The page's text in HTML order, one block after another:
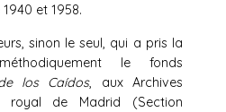
et 1958.
sinon le seul, qui a pris la
le fonds
los Caídos, aux Archives
royal de Madrid (Section